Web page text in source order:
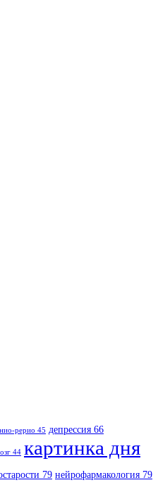
рерио 45 депрессия 66
44 картинка дня
79 нейрофармакология 79